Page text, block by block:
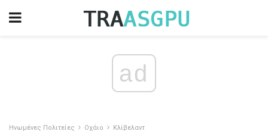
ad
Ηνωμένες Πολιτείες Οχάιο Κλίβελαντ